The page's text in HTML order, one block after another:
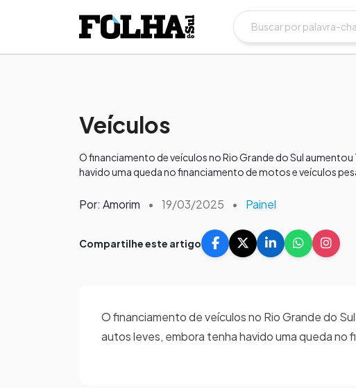
Veículos
O financiamento de veículos no Rio Grande do Sul
havido uma queda no financiamento de motos e veículos
Por: Amorim • 19/03/2025 • Painel
Compartilhe este artigo
O financiamento de veículos no Rio Grande do
autos leves, embora tenha havido uma queda